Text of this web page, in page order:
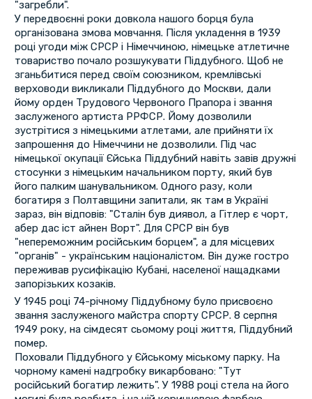
"загребли".
У передвоєнні роки довкола нашого борця була
організована змова мовчання. Після укладення в 1939
році угоди між СРСР і Німеччиною, німецьке атлетичне
товариство почало розшукувати Піддубного. Щоб не
зганьбитися перед своїм союзником, кремлівські
верховоди викликали Піддубного до Москви, дали
йому орден Трудового Червоного Прапора і звання
заслуженого артиста РРФСР. Йому дозволили
зустрітися з німецькими атлетами, але прийняти їх
запрошення до Німеччини не дозволили. Під час
німецької окупації Єйська Піддубний навіть завів дружні
стосунки з німецьким начальником порту, який був
його палким шанувальником. Одного разу, коли
богатиря з Полтавщини запитали, як там в Україні
зараз, він відповів: "Сталін був диявол, а Гітлер є чорт,
абер дас іст айнен Ворт". Для СРСР він був
"непереможним російським борцем", а для місцевих
"органів" - українським націоналістом. Він дуже гостро
переживав русифікацію Кубані, населеної нащадками
запорізьких козаків.
У 1945 році 74-річному Піддубному було присвоєно
звання заслуженого майстра спорту СРСР. 8 серпня
1949 року, на сімдесят сьомому році життя, Піддубний
помер.
Поховали Піддубного у Єйському міському парку. На
чорному камені надгробку викарбовано: "Тут
російський богатир лежить". У 1988 році стела на його